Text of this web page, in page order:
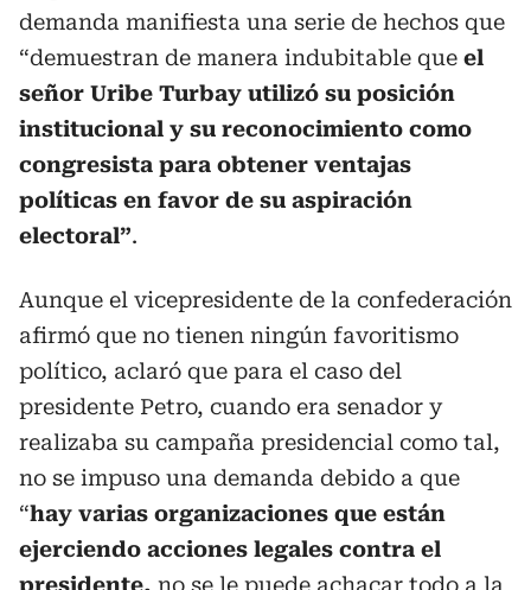
demanda manifiesta una serie de hechos que
“demuestran de manera indubitable que el
señor Uribe Turbay utilizó su posición
institucional y su reconocimiento como
congresista para obtener ventajas
políticas en favor de su aspiración
electoral”.
Aunque el vicepresidente de la confederación
afirmó que no tienen ningún favoritismo
político, aclaró que para el caso del
presidente Petro, cuando era senador y
realizaba su campaña presidencial como tal,
no se impuso una demanda debido a que
“hay varias organizaciones que están
ejerciendo acciones legales contra el
presidente, no se le puede achacar todo a la